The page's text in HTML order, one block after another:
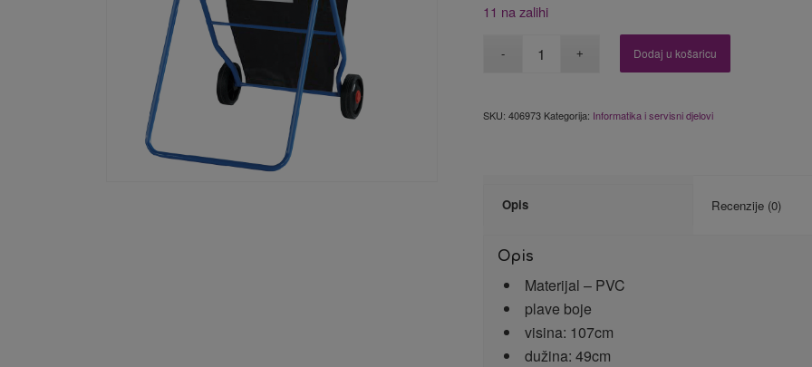
11 na zalihi
Dodaj u košaricu
SKU:406973 Kategorija: Informatika i servisni djelovi
Opis Recenzije (0)
Opis
Materijal – PVC
plave boje
visina: 107cm
dužina: 49cm